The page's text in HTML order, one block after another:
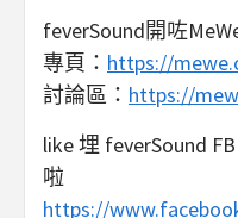
feverSound開咗
專頁： https://
討論區： https://
like 埋 feverSound
啦
https://